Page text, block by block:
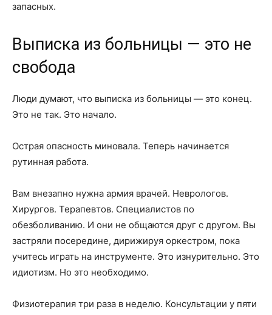
запасных.
Выписка из больницы — это не
свобода
Люди думают, что выписка из больницы — это конец.
Это не так. Это начало.
Острая опасность миновала. Теперь начинается
рутинная работа.
Вам внезапно нужна армия врачей. Неврологов.
Хирургов. Терапевтов. Специалистов по
обезболиванию. И они не общаются друг с другом. Вы
застряли посередине, дирижируя оркестром, пока
учитесь играть на инструменте. Это изнурительно. Это
идиотизм. Но это необходимо.
Физиотерапия три раза в неделю. Консультации у пяти